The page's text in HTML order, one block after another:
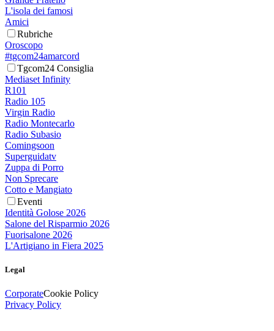
L'isola dei famosi
Amici
Rubriche
Oroscopo
#tgcom24amarcord
Tgcom24 Consiglia
Mediaset Infinity
R101
Radio 105
Virgin Radio
Radio Montecarlo
Radio Subasio
Comingsoon
Superguidatv
Zuppa di Porro
Non Sprecare
Cotto e Mangiato
Eventi
Identità Golose 2026
Salone del Risparmio 2026
Fuorisalone 2026
L'Artigiano in Fiera 2025
Legal
CorporateCookie Policy
Privacy Policy